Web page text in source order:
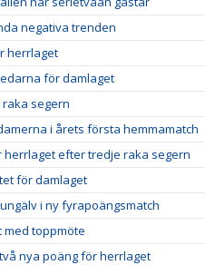
negativa trenden
herrlaget
för damlaget
segern
i årets första hemmamatch
herrlaget efter tredje raka segern
för damlaget
i ny fyrapoängsmatch
med toppmöte
nya poäng för herrlaget